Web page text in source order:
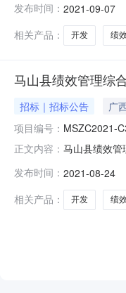
年08月24日
元
发布时间： 2021-09-07
相关产品：
开发 绩
马山县绩效管理综
招标｜招标公告 广
项目编号： MSZC2021-
正文内容： 马山县绩效
山县绩效管
体要
发布时间： 2021-08-24
相关产品：
开发 绩